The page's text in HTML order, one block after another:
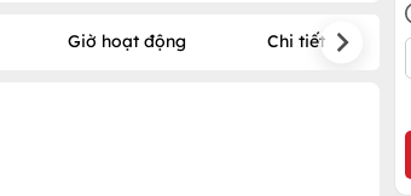
Giờ hoạt động Chi tiết